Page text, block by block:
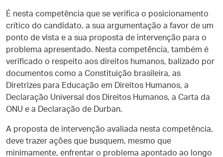
É nesta competência que se verifica o posicionamento
crítico do candidato, a sua argumentação a favor de um
ponto de vista e a sua proposta de intervenção para o
problema apresentado. Nesta competência, também é
verificado o respeito aos direitos humanos, balizado por
documentos como a Constituição brasileira, as
Diretrizes para Educação em Direitos Humanos, a
Declaração Universal dos Direitos Humanos, a Carta da
ONU e a Declaração de Durban.
A proposta de intervenção avaliada nesta competência,
deve trazer ações que busquem, mesmo que
minimamente, enfrentar o problema apontado ao longo